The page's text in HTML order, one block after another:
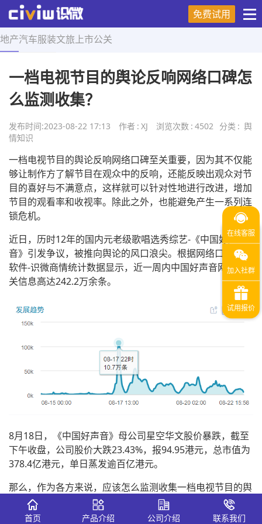
免费试用
地产汽车服装文旅 上市公关
首页 > 舆情知识 > 正文
一档电视节目的舆论反响网络口碑怎
么监测收集？
发布时间:2023-08-22 17:13 作者 : XJ 浏览次数 : 4502 分类 : 舆
情知识
一档电视节目的舆论反响网络口碑至关重要，因为其不仅能
够让制作方了解节目在观众中的反响，还能反映出观众对节
目的喜好与不满意点，这样就可以针对性地进行改进，增加
节目的观看率和收视率。除此之外，也能避免产生一系列连
锁危机。
近日，历时12年的国内元老级歌唱选秀综艺-《中国好声
音》引发争议，被推向舆论的风口浪尖。根据网络口碑监测
软件-识微商情统计数据显示，近一周内中国好声音网络相
关信息高达242.2万余条。
8月18日，《中国好声音》母公司星空华文股价暴跌，截至
下午收盘，公司股价大跌23.43%，报94.95港元，总市值为
378.4亿港元，单日蒸发逾百亿港元。
那么，作为各方来说，应该怎么监测收集一档电视节目的舆
论反响网络口碑呢？
首页 产品介绍 公司介绍 联系我们